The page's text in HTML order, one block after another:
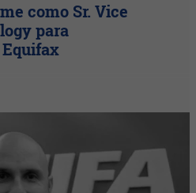
como Sr. Vice
para